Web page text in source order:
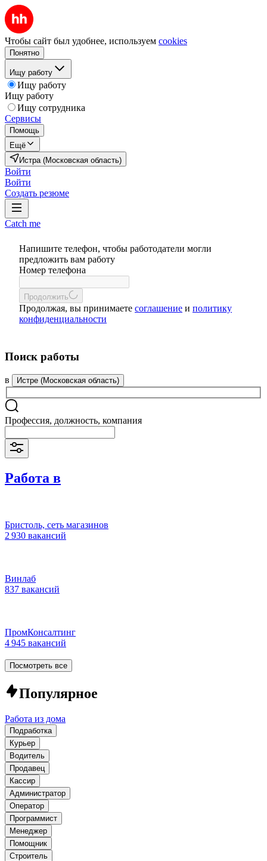
Чтобы сайт был удобнее, используем cookies
Понятно
Ищу работу
Ищу работу
Ищу работу
Ищу сотрудника
Сервисы
Помощь
Ещё
Истра (Московская область)
Войти
Войти
Создать резюме
Catch me
Напишите телефон, чтобы работодатели могли
предложить вам работу
Номер телефона
Продолжить
Продолжая, вы принимаете соглашение и политику
конфиденциальности
Поиск работы
в Истре (Московская область)
Профессия, должность, компания
Работа в
Бристоль, сеть магазинов
2 930 вакансий
Винлаб
837 вакансий
ПромКонсалтинг
4 945 вакансий
Посмотреть все
Популярное
Работа из дома
Подработка
Курьер
Водитель
Продавец
Кассир
Администратор
Оператор
Программист
Менеджер
Помощник
Строитель